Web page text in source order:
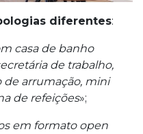
diferentes:
casa de banho
de trabalho,
de arrumação, mini
de refeições»;
em formato open